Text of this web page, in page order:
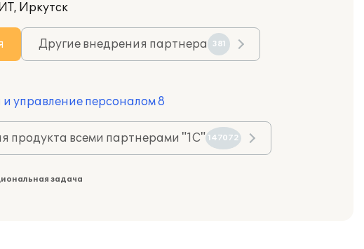
Иркутск
Другие внедрения партнера 381
управление персоналом 8
продукта всеми партнерами "1С" 147072
задача